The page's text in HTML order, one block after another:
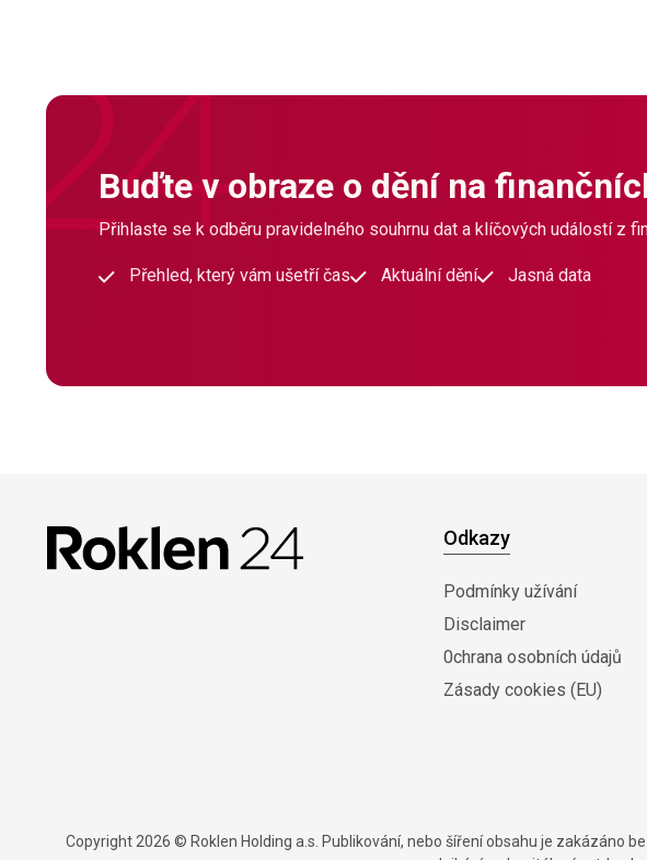
Buďte v obraze o dění na
Přihlaste se k odběru pravidelného souhrnu dat a klíčových událostí z
Přehled, který vám ušetří čas Aktuální dění Jasná data
Odkazy
Podmínky užívání
Disclaimer
0chrana osobních údajů
Zásady cookies (EU)
Copyright 2026 © Roklen Holding a.s. Publikování, nebo šíření obsahu je zakázáno